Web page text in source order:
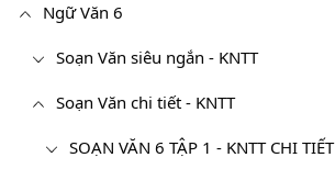
Ngữ Văn 6
Soạn Văn siêu ngắn - KNTT
Soạn Văn chi tiết - KNTT
SOẠN VĂN 6 TẬP 1 - KNTT CHI TIẾT